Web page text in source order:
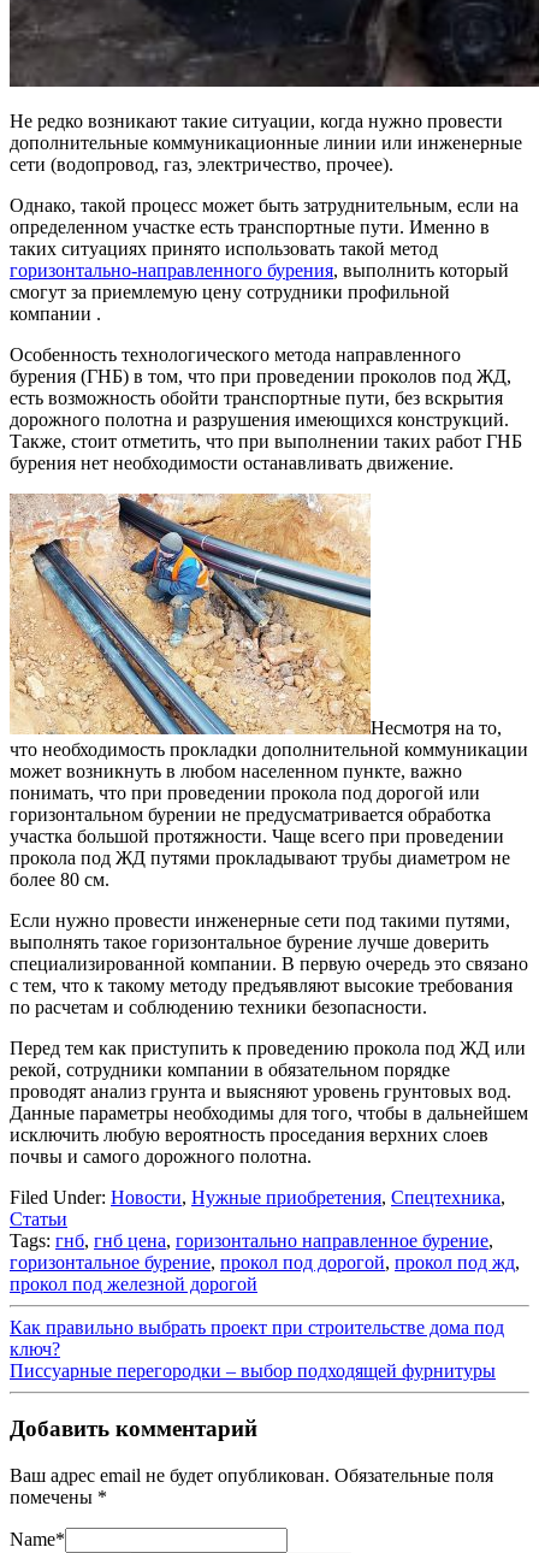
Не редко возникают такие ситуации, когда нужно провести
дополнительные коммуникационные линии или инженерные
сети (водопровод, газ, электричество, прочее).
Однако, такой процесс может быть затруднительным, если на
определенном участке есть транспортные пути. Именно в
таких ситуациях принято использовать такой метод
горизонтально-направленного бурения, выполнить который
смогут за приемлемую цену сотрудники профильной
компании .
Особенность технологического метода направленного
бурения (ГНБ) в том, что при проведении проколов под ЖД,
есть возможность обойти транспортные пути, без вскрытия
дорожного полотна и разрушения имеющихся конструкций.
Также, стоит отметить, что при выполнении таких работ ГНБ
бурения нет необходимости останавливать движение.
Несмотря на то,
что необходимость прокладки дополнительной коммуникации
может возникнуть в любом населенном пункте, важно
понимать, что при проведении прокола под дорогой или
горизонтальном бурении не предусматривается обработка
участка большой протяжности. Чаще всего при проведении
прокола под ЖД путями прокладывают трубы диаметром не
более 80 см.
Если нужно провести инженерные сети под такими путями,
выполнять такое горизонтальное бурение лучше доверить
специализированной компании. В первую очередь это связано
с тем, что к такому методу предъявляют высокие требования
по расчетам и соблюдению техники безопасности.
Перед тем как приступить к проведению прокола под ЖД или
рекой, сотрудники компании в обязательном порядке
проводят анализ грунта и выясняют уровень грунтовых вод.
Данные параметры необходимы для того, чтобы в дальнейшем
исключить любую вероятность проседания верхних слоев
почвы и самого дорожного полотна.
Filed Under: Новости, Нужные приобретения, Спецтехника,
Статьи
Tags: гнб, гнб цена, горизонтально направленное бурение,
горизонтальное бурение, прокол под дорогой, прокол под жд,
прокол под железной дорогой
Как правильно выбрать проект при строительстве дома под
ключ?
Писсуарные перегородки – выбор подходящей фурнитуры
Добавить комментарий
Ваш адрес email не будет опубликован. Обязательные поля
помечены *
Name*